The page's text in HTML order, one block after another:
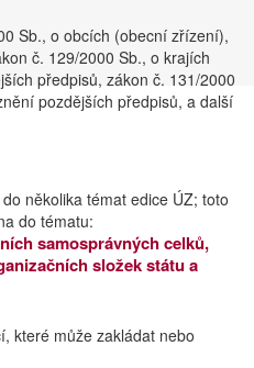
Sb., o obcích (obecní zřízení),
č. 129/2000 Sb., o krajích
předpisů, zákon č. 131/2000
pozdějších předpisů, a další
několika témat edice ÚZ; toto
do tématu:
samosprávných celků,
složek státu a
které může zakládat nebo